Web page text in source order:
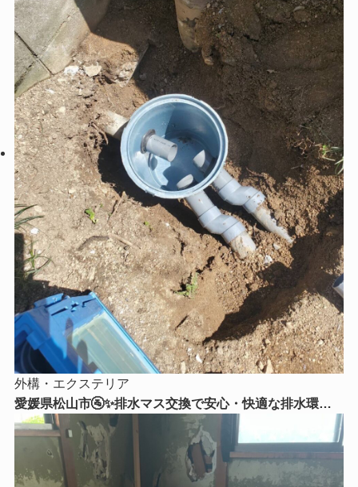
外構・エクステリア
愛媛県松山市🚰✨排水マス交換で安心・快適な排水環境
へ！古くなった排水マスを新しく交換しました✨🔧